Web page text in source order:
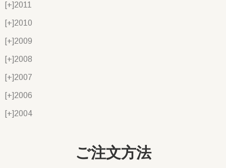
[+]2011
[+]2010
[+]2009
[+]2008
[+]2007
[+]2006
[+]2004
ご注文方法